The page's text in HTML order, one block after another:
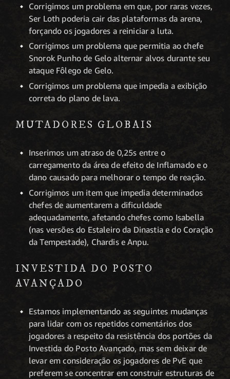
Corrigimos um problema em que, por raras vezes,
Ser Loth poderia cair das plataformas da arena,
forçando os jogadores a reiniciar a luta.
Corrigimos um problema que permitia ao chefe
Snorok Punho de Gelo alternar alvos durante seu
ataque Fôlego de Gelo.
Corrigimos um problema que impedia a exibição
correta do plano de lava.
MUTADORES GLOBAIS
Inserimos um atraso de 0,25s entre o
carregamento da área de efeito de Inflamado e o
dano causado para melhorar o tempo de reação.
Corrigimos um item que impedia determinados
chefes de aumentarem a dificuldade
adequadamente, afetando chefes como Isabella
(nas versões do Estaleiro da Dinastia e do Coração
da Tempestade), Chardis e Anpu.
INVESTIDA DO POSTO
AVANÇADO
Estamos implementando as seguintes mudanças
para lidar com os repetidos comentários dos
jogadores a respeito da resistência dos portões da
Investida do Posto Avançado, mas sem deixar de
levar em consideração os jogadores de PvE que
preferem se concentrar em construir estruturas de